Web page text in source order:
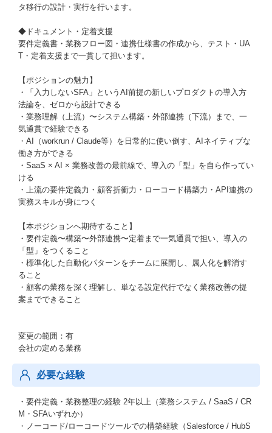
タ移行の設計・実行を行います。
◆ドキュメント・定着支援
要件定義書・業務フロー図・連携仕様書の作成から、テスト・UA
T・定着支援まで一貫して担います。
【ポジションの魅力】
・「入力しないSFA」というAI前提の新しいプロダクトの導入方
法論を、ゼロから設計できる
・業務理解（上流）〜システム構築・外部連携（下流）まで、一
気通貫で経験できる
・AI（workrun / Claude等）を日常的に使い倒す、AIネイティブな
働き方ができる
・SaaS × AI × 業務改善の最前線で、導入の「型」を自ら作ってい
ける
・上流の要件定義力・顧客折衝力・ローコード構築力・API連携の
実務スキルが身につく
【本ポジションへ期待すること】
・要件定義〜構築〜外部連携〜定着まで一気通貫で担い、導入の
「型」をつくること
・標準化した自動化パターンをチームに展開し、属人化を解消す
ること
・顧客の業務を深く理解し、単なる設定代行でなく業務改善の提
案までできること
変更の範囲：有
会社の定める業務
必要な経験
・要件定義・業務整理の経験 2年以上（業務システム / SaaS / CR
M・SFAいずれか）
・ノーコード/ローコードツールでの構築経験（Salesforce / HubS